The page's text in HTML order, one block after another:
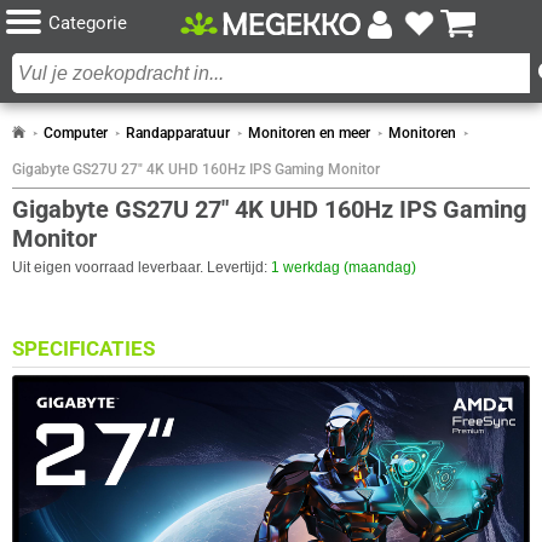
Categorie
Computer Randapparatuur Monitoren en meer Monitoren
Gigabyte GS27U 27" 4K UHD 160Hz IPS Gaming Monitor
Gigabyte GS27U 27" 4K UHD 160Hz IPS Gaming
Monitor
Uit eigen voorraad leverbaar. Levertijd: 1 werkdag (maandag)
SPECIFICATIES
Eigenschap Waarde
Antireflectiescherm
Backlight type
Edge LED
Beeldoppervlakte
Mat
Paneel Type
IPS